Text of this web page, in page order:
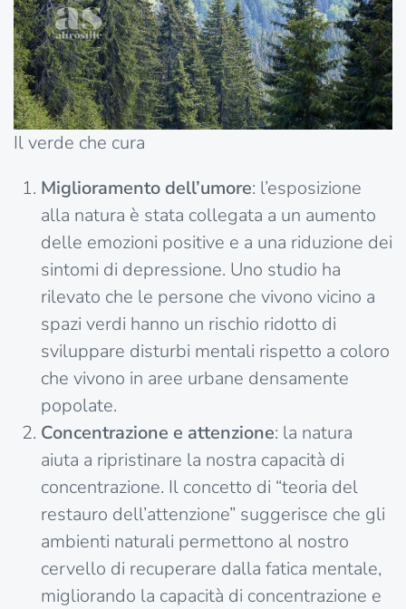
Il verde che cura
Miglioramento dell’umore: l’esposizione
alla natura è stata collegata a un aumento
delle emozioni positive e a una riduzione dei
sintomi di depressione. Uno studio ha
rilevato che le persone che vivono vicino a
spazi verdi hanno un rischio ridotto di
sviluppare disturbi mentali rispetto a coloro
che vivono in aree urbane densamente
popolate.
Concentrazione e attenzione: la natura
aiuta a ripristinare la nostra capacità di
concentrazione. Il concetto di “teoria del
restauro dell’attenzione” suggerisce che gli
ambienti naturali permettono al nostro
cervello di recuperare dalla fatica mentale,
migliorando la capacità di concentrazione e